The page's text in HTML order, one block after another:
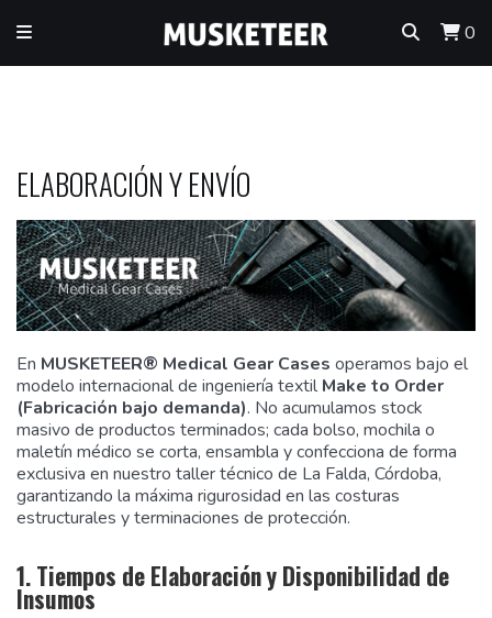
0
ELABORACIÓN Y ENVÍO
En MUSKETEER® Medical Gear Cases operamos bajo el
modelo internacional de ingeniería textilMake to Order
(Fabricación bajo demanda). No acumulamos stock
masivo de productos terminados; cada bolso, mochila o
maletín médico se corta, ensambla y confecciona de forma
exclusiva en nuestro taller técnico de La Falda, Córdoba,
garantizando la máxima rigurosidad en las costuras
estructurales y terminaciones de protección.
1. Tiempos de Elaboración y Disponibilidad de
Insumos